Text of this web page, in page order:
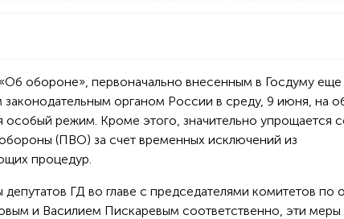
обороне», первоначально внесенным в Госдуму
органом России в среду, 9 июня, на
особый режим. Кроме этого, значительно упрощается
(ПВО) за счет временных исключений из
процедур.
ГД во главе с председателями комитетов по
и Василием Пискаревым соответственно, эти меры